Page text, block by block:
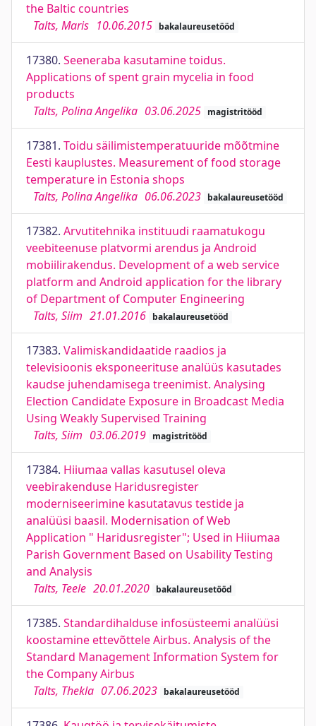
the Baltic countries
Talts, Maris 10.06.2015 bakalaureusetööd
17380. Seeneraba kasutamine toidus.
Applications of spent grain mycelia in food
products
Talts, Polina Angelika 03.06.2025 magistritööd
17381. Toidu säilimistemperatuuride mõõtmine
Eesti kauplustes. Measurement of food storage
temperature in Estonia shops
Talts, Polina Angelika 06.06.2023 bakalaureusetööd
17382. Arvutitehnika instituudi raamatukogu
veebiteenuse platvormi arendus ja Android
mobiilirakendus. Development of a web service
platform and Android application for the library
of Department of Computer Engineering
Talts, Siim 21.01.2016 bakalaureusetööd
17383. Valimiskandidaatide raadios ja
televisioonis eksponeerituse analüüs kasutades
kaudse juhendamisega treenimist. Analysing
Election Candidate Exposure in Broadcast Media
Using Weakly Supervised Training
Talts, Siim 03.06.2019 magistritööd
17384. Hiiumaa vallas kasutusel oleva
veebirakenduse Haridusregister
moderniseerimine kasutatavus testide ja
analüüsi baasil. Modernisation of Web
Application " Haridusregister"; Used in Hiiumaa
Parish Government Based on Usability Testing
and Analysis
Talts, Teele 20.01.2020 bakalaureusetööd
17385. Standardihalduse infosüsteemi analüüsi
koostamine ettevõttele Airbus. Analysis of the
Standard Management Information System for
the Company Airbus
Talts, Thekla 07.06.2023 bakalaureusetööd